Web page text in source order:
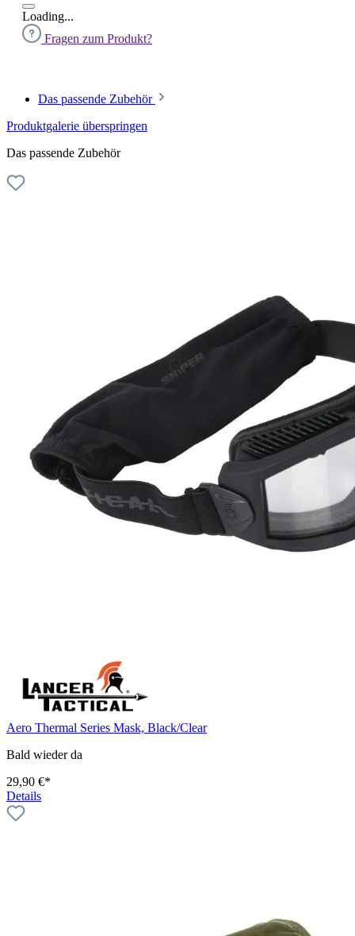
Loading...
Fragen zum Produkt?
Das passende Zubehör
Produktgalerie überspringen
Das passende Zubehör
Aero Thermal Series Mask, Black/Clear
Bald wieder da
29,90 €*
Details